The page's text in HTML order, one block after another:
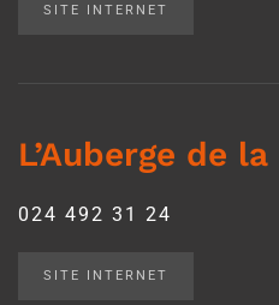
SITE INTERNET
L’Auberge de
024 492 31 24
SITE INTERNET